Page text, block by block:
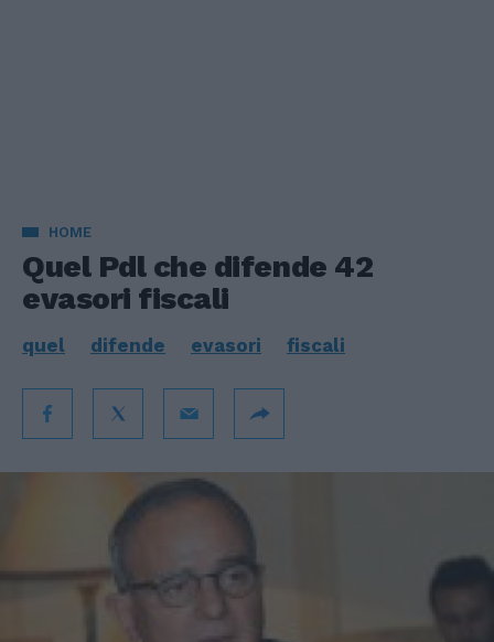
HOME
Quel Pdl che difende 42
evasori fiscali
quel difende evasori fiscali